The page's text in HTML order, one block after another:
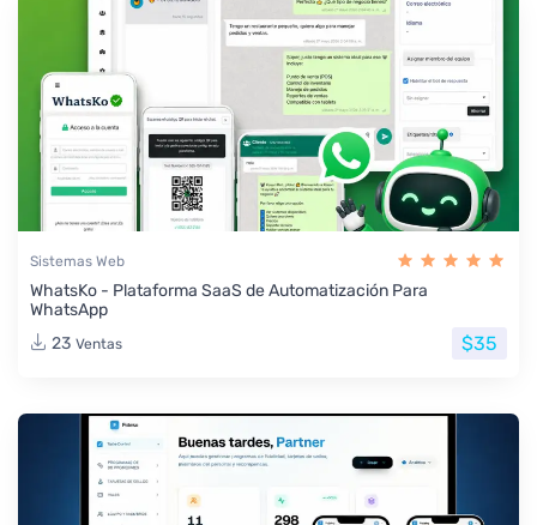
Sistemas Web
WhatsKo - Plataforma SaaS de Automatización Para
WhatsApp
23 Ventas $35